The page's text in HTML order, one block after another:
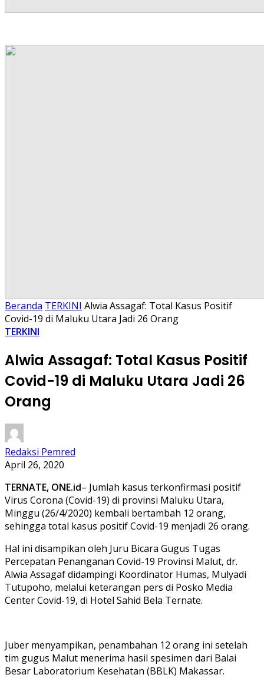
Beranda TERKINI Alwia Assagaf: Total Kasus Positif
Covid-19 di Maluku Utara Jadi 26 Orang
TERKINI
Alwia Assagaf: Total Kasus Positif
Covid-19 di Maluku Utara Jadi 26
Orang
Redaksi Pemred
April 26, 2020
TERNATE, ONE.id– Jumlah kasus terkonfirmasi positif
Virus Corona (Covid-19) di provinsi Maluku Utara,
Minggu (26/4/2020) kembali bertambah 12 orang,
sehingga total kasus positif Covid-19 menjadi 26 orang.
Hal ini disampikan oleh Juru Bicara Gugus Tugas
Percepatan Penanganan Covid-19 Provinsi Malut, dr.
Alwia Assagaf didampingi Koordinator Humas, Mulyadi
Tutupoho, melalui keterangan pers di Posko Media
Center Covid-19, di Hotel Sahid Bela Ternate.
Juber menyampikan, penambahan 12 orang ini setelah
tim gugus Malut menerima hasil spesimen dari Balai
Besar Laboratorium Kesehatan (BBLK) Makassar.